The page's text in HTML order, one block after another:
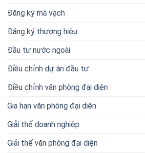
Đăng ký mã vạch
Đăng ký thương hiệu
Đầu tư nước ngoài
Điều chỉnh dự án đầu tư
Điều chỉnh văn phòng đại diện
Gia hạn văn phòng đại diện
Giải thể doanh nghiệp
Giải thể văn phòng đại diện